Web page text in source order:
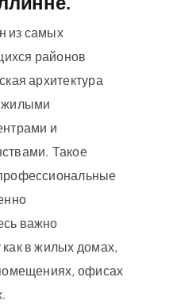
из самых
районов
архитектура
жилыми
и
Такое
важно
в жилых домах,
офисах